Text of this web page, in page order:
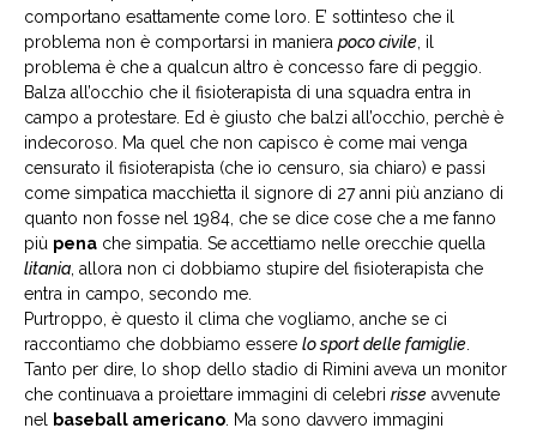
comportano esattamente come loro. E’ sottinteso che il
problema non è comportarsi in maniera poco civile, il
problema è che a qualcun altro è concesso fare di peggio.
Balza all’occhio che il fisioterapista di una squadra entra in
campo a protestare. Ed è giusto che balzi all’occhio, perchè è
indecoroso. Ma quel che non capisco è come mai venga
censurato il fisioterapista (che io censuro, sia chiaro) e passi
come simpatica macchietta il signore di 27 anni più anziano di
quanto non fosse nel 1984, che se dice cose che a me fanno
più pena che simpatia. Se accettiamo nelle orecchie quella
litania, allora non ci dobbiamo stupire del fisioterapista che
entra in campo, secondo me.
Purtroppo, è questo il clima che vogliamo, anche se ci
raccontiamo che dobbiamo essere lo sport delle famiglie.
Tanto per dire, lo shop dello stadio di Rimini aveva un monitor
che continuava a proiettare immagini di celebri risse avvenute
nel baseball americano. Ma sono davvero immagini